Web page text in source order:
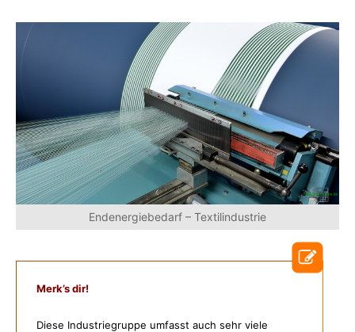
Endenergiebedarf – Textilindustrie
Merk’s dir!
Diese Industriegruppe umfasst auch sehr viele